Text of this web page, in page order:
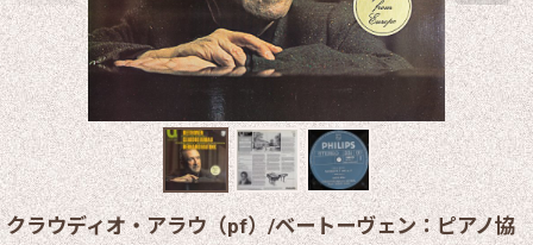
クラウディオ・アラウ（pf）/ベートーヴェン：ピアノ協